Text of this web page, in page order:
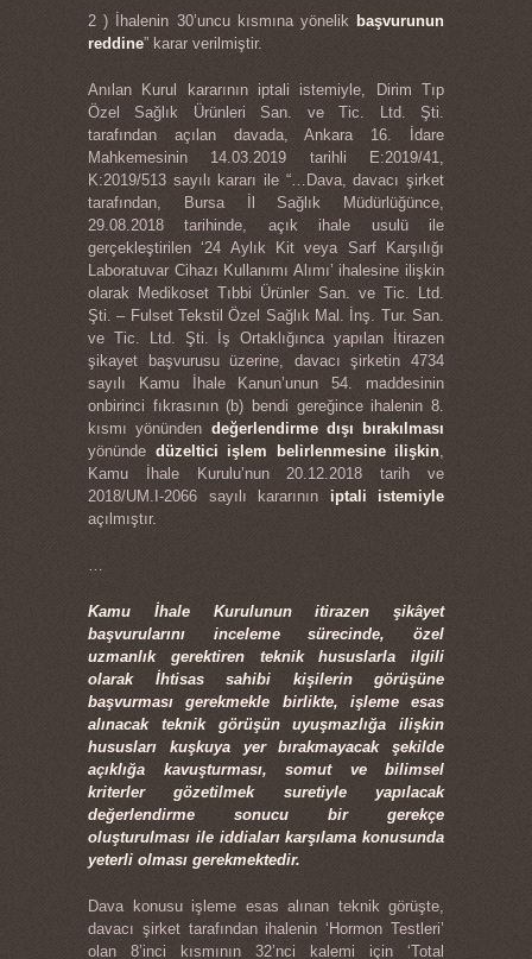
2 ) İhalenin 30’uncu kısmına yönelik başvurunun
reddine” karar verilmiştir.
Anılan Kurul kararının iptali istemiyle, Dirim Tıp
Özel Sağlık Ürünleri San. ve Tic. Ltd. Şti.
tarafından açılan davada, Ankara 16. İdare
Mahkemesinin 14.03.2019 tarihli E:2019/41,
K:2019/513 sayılı kararı ile “…Dava, davacı şirket
tarafından, Bursa İl Sağlık Müdürlüğünce,
29.08.2018 tarihinde, açık ihale usulü ile
gerçekleştirilen ‘24 Aylık Kit veya Sarf Karşılığı
Laboratuvar Cihazı Kullanımı Alımı’ ihalesine ilişkin
olarak Medikoset Tıbbi Ürünler San. ve Tic. Ltd.
Şti. – Fulset Tekstil Özel Sağlık Mal. İnş. Tur. San.
ve Tic. Ltd. Şti. İş Ortaklığınca yapılan İtirazen
şikayet başvurusu üzerine, davacı şirketin 4734
sayılı Kamu İhale Kanun’unun 54. maddesinin
onbirinci fıkrasının (b) bendi gereğince ihalenin 8.
kısmı yönünden değerlendirme dışı bırakılması
yönünde düzeltici işlem belirlenmesine ilişkin,
Kamu İhale Kurulu’nun 20.12.2018 tarih ve
2018/UM.I-2066 sayılı kararının iptali istemiyle
açılmıştır.
…
Kamu İhale Kurulunun itirazen şikâyet
başvurularını inceleme sürecinde, özel
uzmanlık gerektiren teknik hususlarla ilgili
olarak İhtisas sahibi kişilerin görüşüne
başvurması gerekmekle birlikte, işleme esas
alınacak teknik görüşün uyuşmazlığa ilişkin
hususları kuşkuya yer bırakmayacak şekilde
açıklığa kavuşturması, somut ve bilimsel
kriterler gözetilmek suretiyle yapılacak
değerlendirme sonucu bir gerekçe
oluşturulması ile iddiaları karşılama konusunda
yeterli olması gerekmektedir.
Dava konusu işleme esas alınan teknik görüşte,
davacı şirket tarafından ihalenin ‘Hormon Testleri’
olan 8’inci kısmının 32’nci kalemi için ‘Total